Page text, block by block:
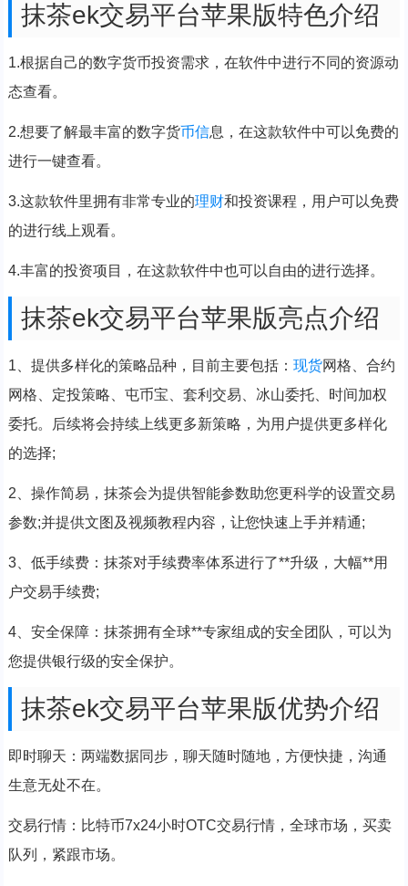
抹茶ek交易平台苹果版特色介绍
1.根据自己的数字货币投资需求，在软件中进行不同的资源动
态查看。
2.想要了解最丰富的数字货币信息，在这款软件中可以免费的
进行一键查看。
3.这款软件里拥有非常专业的理财和投资课程，用户可以免费
的进行线上观看。
4.丰富的投资项目，在这款软件中也可以自由的进行选择。
抹茶ek交易平台苹果版亮点介绍
1、提供多样化的策略品种，目前主要包括： 现货网格、合约
网格、定投策略、屯币宝、套利交易、冰山委托、时间加权
委托。后续将会持续上线更多新策略，为用户提供更多样化
的选择;
2、操作简易，抹茶会为提供智能参数助您更科学的设置交易
参数;并提供文图及视频教程内容，让您快速上手并精通;
3、低手续费：抹茶对手续费率体系进行了**升级，大幅**用
户交易手续费;
4、安全保障：抹茶拥有全球**专家组成的安全团队，可以为
您提供银行级的安全保护。
抹茶ek交易平台苹果版优势介绍
即时聊天：两端数据同步，聊天随时随地，方便快捷，沟通
生意无处不在。
交易行情：比特币7x24小时OTC交易行情，全球市场，买卖
队列，紧跟市场。